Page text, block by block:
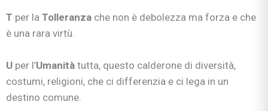
T per la Tolleranza che non è debolezza ma forza e che
è una rara virtù.
U per l’Umanità tutta, questo calderone di diversità,
costumi, religioni, che ci differenzia e ci lega in un
destino comune.